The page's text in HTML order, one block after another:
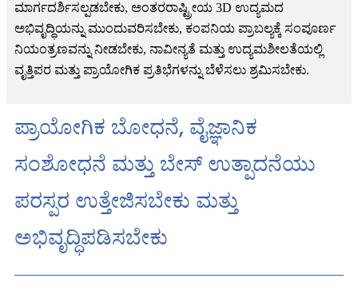
ಮಾರ್ಗದರ್ಶಿಸಲ್ಪಡಬೇಕು, ಅಂತರರಾಷ್ಟ್ರೀಯ 3D ಉದ್ಯಮದ
ಅಭಿವೃದ್ಧಿಯನ್ನು ಮುಂದುವರಿಸಬೇಕು, ಕಂಪನಿಯ ಪ್ರಾಬಲ್ಯಕ್ಕೆ ಸಂಪೂರ್ಣ
ನಿಯಂತ್ರಣವನ್ನು ನೀಡಬೇಕು, ನಾವೀನ್ಯತೆ ಮತ್ತು ಉದ್ಯಮಶೀಲತೆಯಲ್ಲಿ
ವೃತ್ತಿಪರ ಮತ್ತು ಪ್ರಾಯೋಗಿಕ ಪ್ರತಿಭೆಗಳನ್ನು ಬೆಳೆಸಲು ಶ್ರಮಿಸಬೇಕು.
ಪ್ರಾಯೋಗಿಕ ಬೋಧನೆ, ವೈಜ್ಞಾನಿಕ
ಸಂಶೋಧನೆ ಮತ್ತು ಬೇಸ್ ಉತ್ಪಾದನೆಯು
ಪರಸ್ಪರ ಉತ್ತೇಜಿಸಬೇಕು ಮತ್ತು
ಅಭಿವೃದ್ಧಿಪಡಿಸಬೇಕು